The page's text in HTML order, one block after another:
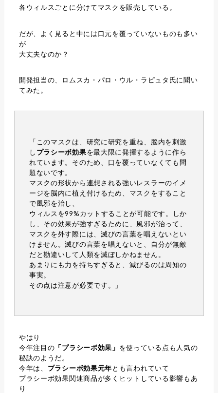
各ウィルスごとに分けてマスクを販売している。
だが、よく見ると中には口元を覆っていないものも多い
が
大丈夫なのか？
開発担当の、ロムスカ・パロ・ウル・ラピュタ氏に聞い
てみた。
「このマスクは、研究に研究を重ね、脳内を刺激
し プラシーボ効果を最大限に発揮するように作ら
れています。そのため、口を覆っていなくても問
題ないです。
マスクの形状から連想される強いレスラーのイメ
ージを脳内に植え付けるため、マスクをすること
で風邪を治し、
ウィルスを99%カットすることが可能です。しか
し、その効果が強すぎるために、風邪が治って、
マスクを外す際には、滅びの言葉を唱えないとい
けません。滅びの言葉を唱えないと、自分が無敵
だと勘違いして人類を滅ぼしかねません。
あまりにも力を持ちすぎると、滅びるのは周知の
事実。
その点は注意が必要です。」
やはり
今年注目の 「プラシーボ効果」 を使っている点も人気の
秘訣のようだ。
今年は、 プラシーボ効果元年とも言われていて
プラシーボ効果関連商品が多くヒットしている影響もあ
り